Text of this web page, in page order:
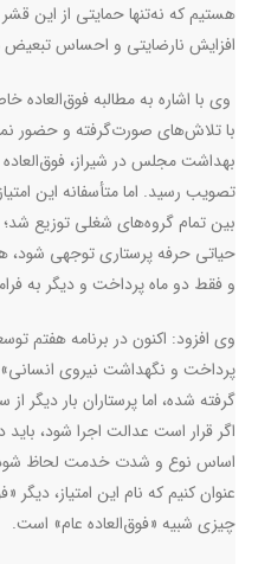
هستیم که نه‌تنها حمایتی از این
افزایش نارضایتی و احساس تبعیض
با تلاش‌های صورت‌گرفته و حضور
بهداشت مجلس در شیراز،
تصویب رسید. اما متأسفانه این
بین تمام گروه‌های شغلی توزیع
حیاتی حرفه پرستاری توجهی
و‌ فقط دو ماه پرداخت و دیگر به
وی افزود: اکنون در برنامه هفتم
پرداخت و نگهداشت نیروی انسانی»
گرفته شده، اما پرستاران بار دیگر
اگر قرار است عدالت اجرا شود،
اساس نوع و شدت خدمت لحاظ شود.
عنوان کنیم که نام این امتیاز،
چیزی شبیه «فوق‌العاده عام» است.